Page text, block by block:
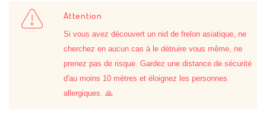
Attention
Si vous avez découvert un nid de frelon asiatique, ne
cherchez en aucun cas à le détruire vous même, ne
prenez pas de risque. Gardez une distance de sécurité
d'au moins 10 mètres et éloignez les personnes
allergiques. 🙏